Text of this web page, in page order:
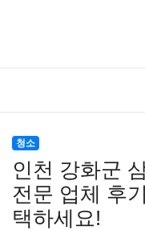
청소
인천 강화군
전문 업체 후
택하세요!